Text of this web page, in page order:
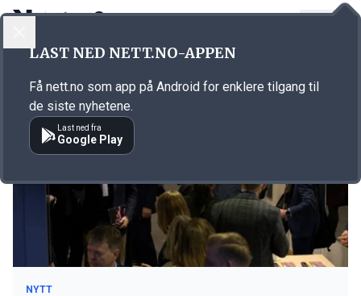
Emne: Haramskonferansen 2022
NYTT
LAST NED NETT.NO-APPEN
Få nett.no som app på Android for enklere tilgang til
de siste nyhetene.
Last ned fra
Google Play